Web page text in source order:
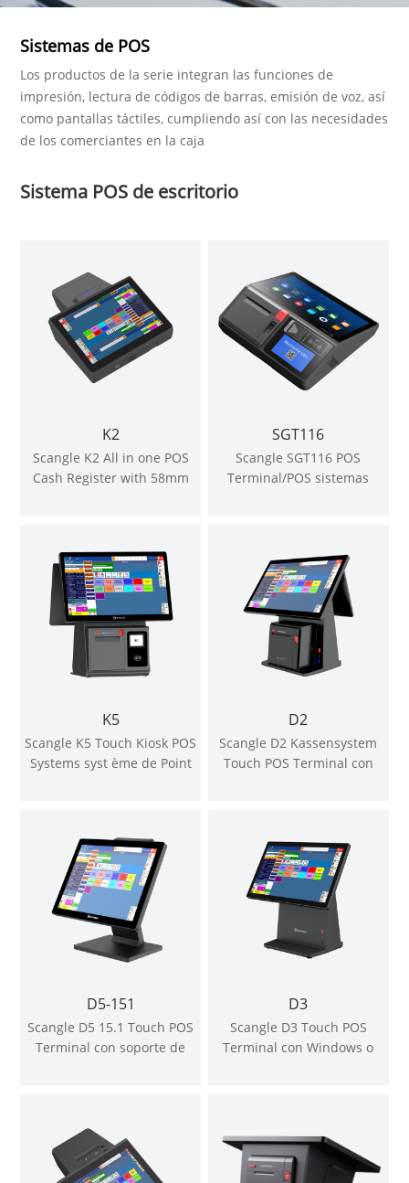
Sistemas de POS
Los productos de la serie integran las funciones de
impresión, lectura de códigos de barras, emisión de voz, así
como pantallas táctiles, cumpliendo así con las necesidades
de los comerciantes en la caja
Sistema POS de escritorio
K2
Scangle K2 All in one POS
Cash Register with 58mm
SGT116
Scangle SGT116 POS
Terminal/POS sistemas
o Android OS
K5
Scangle K5 Touch Kiosk POS
Systems syst ème de Point
D2
Scangle D2 Kassensystem
Touch POS Terminal con
D5-151
Scangle D5 15.1 Touch POS
Terminal con soporte de
D3
Scangle D3 Touch POS
Terminal con Windows o